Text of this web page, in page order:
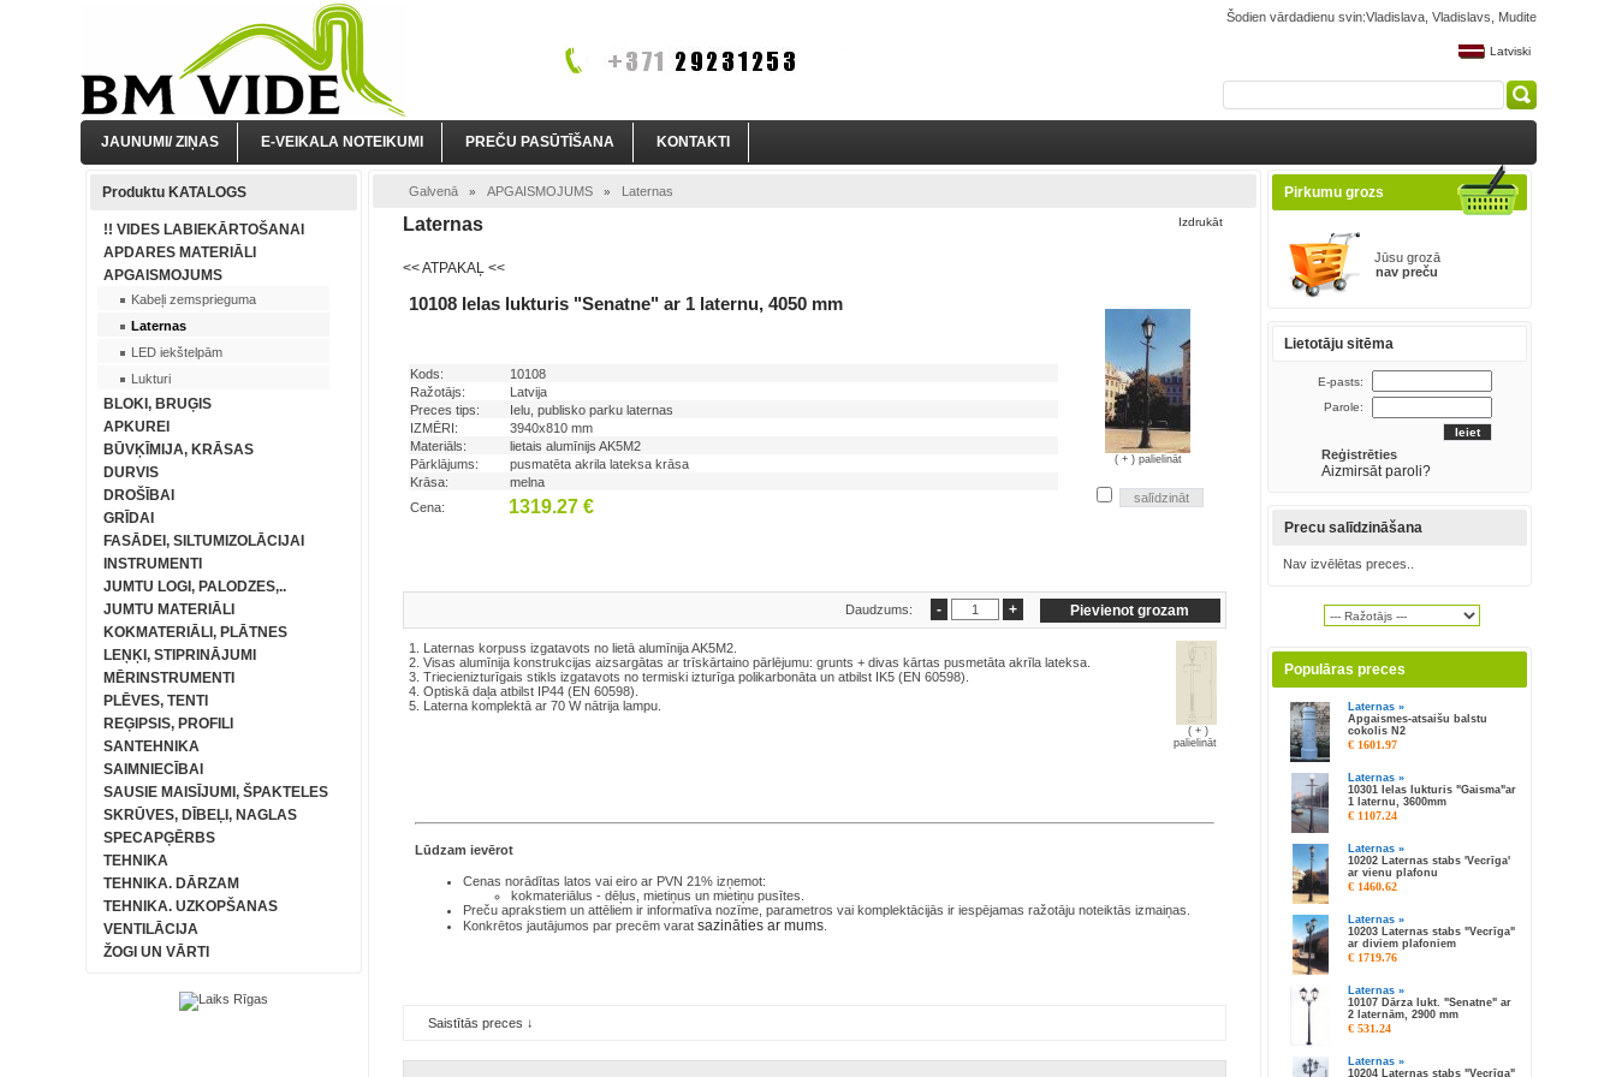
Šodien vārdadienu svin:Vladislava, Vladislavs, Mudite
Latviski
JAUNUMI/ ZIŅAS E-VEIKALA NOTEIKUMI PREČU PASŪTĪŠANA KONTAKTI
Produktu KATALOGS
!! VIDES LABIEKĀRTOŠANAI
APDARES MATERIĀLI
APGAISMOJUMS
Kabeļi zemsprieguma
Laternas
LED iekštelpām
Lukturi
BLOKI, BRUĢIS
APKUREI
BŪVĶĪMIJA, KRĀSAS
DURVIS
DROŠĪBAI
GRĪDAI
FASĀDEI, SILTUMIZOLĀCIJAI
INSTRUMENTI
JUMTU LOGI, PALODZES,..
JUMTU MATERIĀLI
KOKMATERIĀLI, PLĀTNES
LEŅĶI, STIPRINĀJUMI
MĒRINSTRUMENTI
PLĒVES, TENTI
REĢIPSIS, PROFILI
SANTEHNIKA
SAIMNIECĪBAI
SAUSIE MAISĪJUMI, ŠPAKTELES
SKRŪVES, DĪBEĻI, NAGLAS
SPECAPĢĒRBS
TEHNIKA
TEHNIKA. DĀRZAM
TEHNIKA. UZKOPŠANAS
VENTILĀCIJA
ŽOGI UN VĀRTI
Galvenā» APGAISMOJUMS» Laternas
Laternas Izdrukāt
<< ATPAKAĻ <<
10108 Ielas lukturis "Senatne" ar 1 laternu, 4050 mm
Kods:
10108
Ražotājs:
Latvija
Preces tips:
Ielu, publisko parku laternas
IZMĒRI:
3940x810 mm
Materiāls:
lietais alumīnijs AK5M2
Pārklājums:
pusmatēta akrila lateksa krāsa
Krāsa:
melna
Cena:
1319.27 €
( + ) palielināt
Daudzums:
1. Laternas korpuss izgatavots no lietā alumīnija AK5M2.
2. Visas alumīnija konstrukcijas aizsargātas ar trīskārtaino pārlējumu: grunts + divas kārtas pusmetāta akrīla lateksa.
3. Triecienizturīgais stikls izgatavots no termiski izturīga polikarbonāta un atbilst IK5 (EN 60598).
4. Optiskā daļa atbilst IP44 (EN 60598).
5. Laterna komplektā ar 70 W nātrija lampu.
( + )
palielināt
Lūdzam ievērot
Cenas norādītas latos vai eiro ar PVN 21% izņemot:
kokmateriālus - dēļus, mietiņus un mietiņu pusītes.
Preču aprakstiem un attēliem ir informatīva nozīme, parametros vai komplektācijās ir iespējamas ražotāju noteiktās izmaiņas.
Konkrētos jautājumos par precēm varat sazināties ar mums.
Saistītās preces ↓
Pirkumu grozs
Jūsu grozā
nav preču
Lietotāju sitēma
E-pasts:
Parole:
Reģistrēties
Aizmirsāt paroli?
Precu salīdzināšana
Nav izvēlētas preces..
Populāras preces
Laternas »
Apgaismes-atsaišu balstu
cokolis N2
€ 1601.97
Laternas »
10301 Ielas lukturis "Gaisma"ar
1 laternu, 3600mm
€ 1107.24
Laternas »
10202 Laternas stabs 'Vecrīga'
ar vienu plafonu
€ 1460.62
Laternas »
10203 Laternas stabs "Vecrīga"
ar diviem plafoniem
€ 1719.76
Laternas »
10107 Dārza lukt. "Senatne" ar
2 laternām, 2900 mm
€ 531.24
Laternas »
10204 Laternas stabs "Vecrīga"